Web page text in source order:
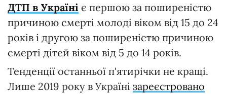
ДТП в Україні є першою за поширеністю
причиною смерті молоді віком від 15 до 24
років і другою за поширеністю причиною
смерті дітей віком від 5 до 14 років.
Тенденції останньої п'ятирічки не кращі.
Лише 2019 року в Україні зареєстровано